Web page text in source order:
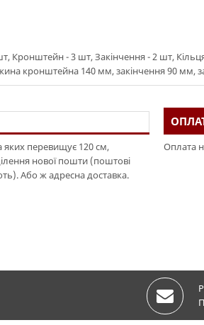
Кронштейн - 3 шт, Закінчення - 2 шт,
кронштейна 140 мм, закінчення 90 мм,
яких перевищує 120 см,
нової пошти (поштові
Або ж адресна доставка.
Оплата